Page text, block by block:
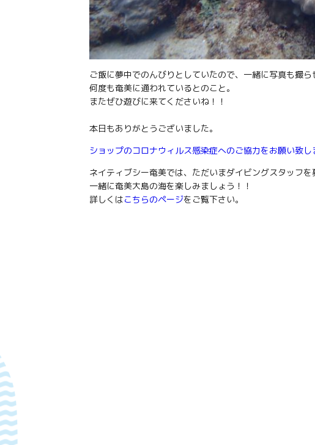
ご飯に夢中でのんびりとしていたので、一緒に写真も撮
何度も奄美に通われているとのこと。
またぜひ遊びに来てくださいね！！
本日もありがとうございました。
ショップのコロナウィルス感染症へのご協力をお願い致し
ネイティブシー奄美では、ただいまダイビングスタッフを
一緒に奄美大島の海を楽しみましょう！！
詳しくはこちらのページをご覧下さい。